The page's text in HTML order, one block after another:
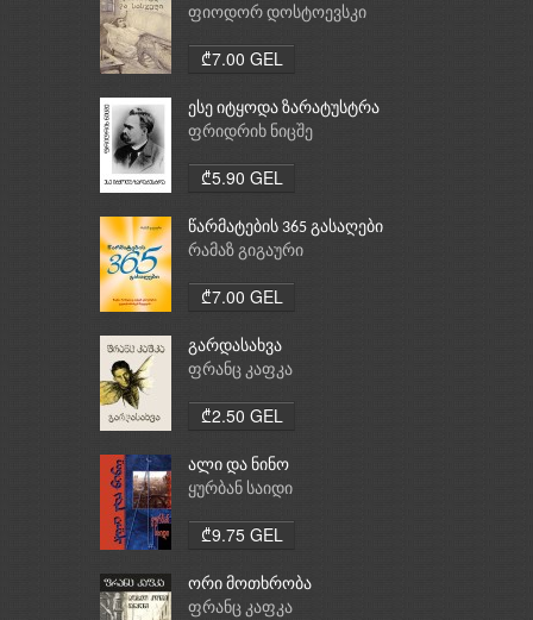
ფიოდორ დოსტოევსკი
₾7.00 GEL
ესე იტყოდა ზარატუსტრა
ფრიდრიხ ნიცშე
₾5.90 GEL
წარმატების 365 გასაღები
რამაზ გიგაური
₾7.00 GEL
გარდასახვა
ფრანც კაფკა
₾2.50 GEL
ალი და ნინო
ყურბან საიდი
₾9.75 GEL
ორი მოთხრობა
ფრანც კაფკა